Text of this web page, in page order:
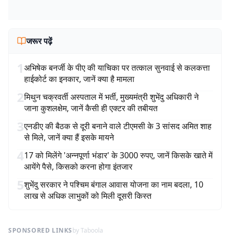
जरूर पढ़ें
1अभिषेक बनर्जी के पीए की याचिका पर तत्काल सुनवाई से कलकत्ता
हाईकोर्ट का इनकार, जानें क्या है मामला
2मिथुन चक्रवर्ती अस्पताल में भर्ती, मुख्यमंत्री शुभेंदु अधिकारी ने
जाना कुशलक्षेम, जानें कैसी ही एक्टर की तबीयत
3एनडीए की बैठक से दूरी बनाने वाले टीएमसी के 3 सांसद अमित शाह
से मिले, जानें क्या हैं इसके मायने
417 को मिलेंगे 'अन्नपूर्णा भंडार' के 3000 रुपए, जानें किसके खाते में
आयेंगे पैसे, किसको करना होगा इंतजार
5शुभेंदु सरकार ने पश्चिम बंगाल आवास योजना का नाम बदला, 10
लाख से अधिक लाभुकों को मिली दूसरी किस्त
SPONSORED LINKSby Taboola